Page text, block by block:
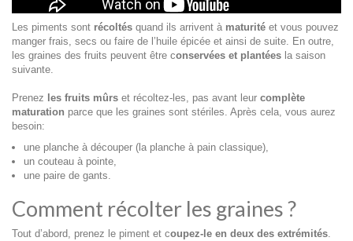
Les piments sont récoltés quand ils arrivent à maturité et vous pouvez
manger frais, secs ou faire de l’huile épicée et ainsi de suite. En outre,
les graines des fruits peuvent être conservées et plantées la saison
suivante.
Prenez les fruits mûrs et récoltez-les, pas avant leur complète
maturation parce que les graines sont stériles. Après cela, vous aurez
besoin:
une planche à découper (la planche à pain classique),
un couteau à pointe,
une paire de gants.
Comment récolter les graines ?
Tout d’abord, prenez le piment et coupez-le en deux des extrémités.